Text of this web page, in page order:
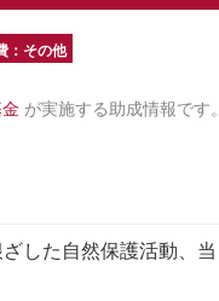
：その他
が実施する助成情報です。
した自然保護活動、当